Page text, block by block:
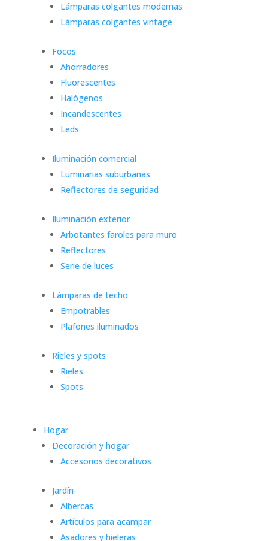
Lámparas colgantes modernas
Lámparas colgantes vintage
Focos
Ahorradores
Fluorescentes
Halógenos
Incandescentes
Leds
Iluminación comercial
Luminarias suburbanas
Reflectores de seguridad
Iluminación exterior
Arbotantes faroles para muro
Reflectores
Serie de luces
Lámparas de techo
Empotrables
Plafones iluminados
Rieles y spots
Rieles
Spots
Hogar
Decoración y hogar
Accesorios decorativos
Jardín
Albercas
Artículos para acampar
Asadores y hieleras